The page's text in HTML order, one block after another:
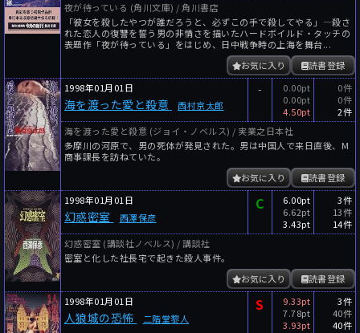
夜が待っている (角川文庫) / 角川書店
「彼女を殺したやつが誰だろうと、必ずこの手で殺してやる」―殺さ
れた恋人の復讐を誓う男の非情さを描いたハードボイルド・タッチの
表題作「夜が待っている」をはじめ、日中戦争時の上海を舞台...
読書登録
お気に入り
1998年01月01日
海を渡った愛と殺意 西村京太郎
-
0.00pt
0.00pt
4.50pt
0件
0件
2件
海を渡った愛と殺意 (ジョイ・ノベルス) / 実業之日本社
多摩川の河原で、男の死体が発見された。男は中国人で来日直後、M
商事課長を訪ねていた。
読書登録
お気に入り
1998年01月01日
幻惑密室 西澤保彦
C
6.00pt
6.62pt
3.43pt
3件
13件
14件
幻惑密室 (講談社ノベルス) / 講談社
密室と化した社長宅で起きた殺人事件。
読書登録
お気に入り
1998年01月01日
人狼城の恐怖 二階堂黎人
S
9.33pt
7.78pt
3.93pt
3件
40件
40件